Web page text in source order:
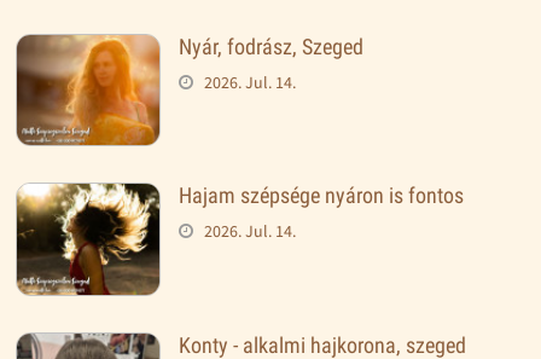
Nyár, fodrász, Szeged
2026. Jul. 14.
Hajam szépsége nyáron is fontos
2026. Jul. 14.
Konty - alkalmi hajkorona, szeged